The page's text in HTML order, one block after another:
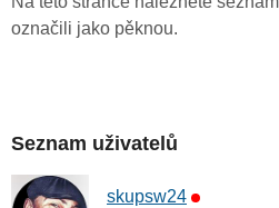
označili jako pěknou.
Seznam uživatelů
skupsw24